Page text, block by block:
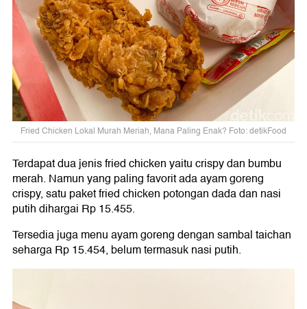
Fried Chicken Lokal Murah Meriah, Mana Paling Enak? Foto: detikFood
Terdapat dua jenis fried chicken yaitu crispy dan bumbu
merah. Namun yang paling favorit ada ayam goreng
crispy, satu paket fried chicken potongan dada dan nasi
putih dihargai Rp 15.455.
Tersedia juga menu ayam goreng dengan sambal taichan
seharga Rp 15.454, belum termasuk nasi putih.